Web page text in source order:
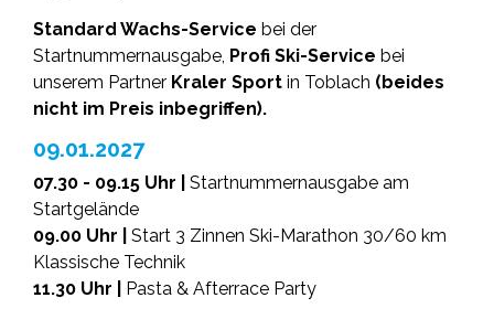
Standard Wachs-Service bei der
Startnummernausgabe, Profi Ski-Service bei
unserem Partner Kraler Sport in Toblach (beides
nicht im Preis inbegriffen).
09.01.2027
07.30 - 09.15 Uhr |
Startnummernausgabe am
Startgelände
09.00 Uhr | Start 3 Zinnen Ski-Marathon 30/60 km
Klassische Technik
11.30 Uhr |
Pasta & Afterrace Party